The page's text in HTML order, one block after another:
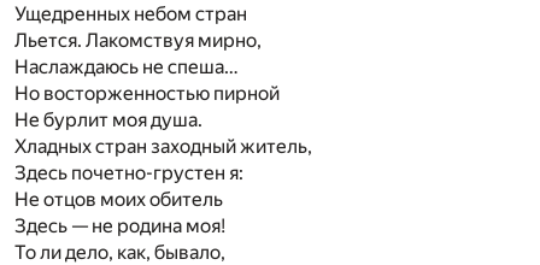
Ущедренных небом стран
Льется. Лакомствуя мирно,
Наслаждаюсь не спеша…
Но восторженностью пирной
Не бурлит моя душа.
Хладных стран заходный житель,
Здесь почетно-грустен я:
Не отцов моих обитель
Здесь — не родина моя!
То ли дело, как, бывало,